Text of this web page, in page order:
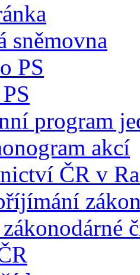
sněmovna
PS
program
akcí
ČR v